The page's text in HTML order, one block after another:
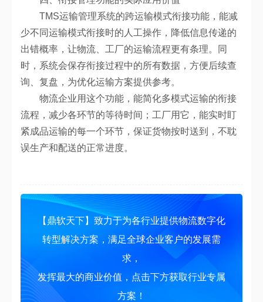
TMS运输管理系统的跨运输模式衔接功能，能减
少不同运输模式衔接时的人工操作，降低信息传递的
出错概率，让物流、工厂的运输流程更有条理。同
时，系统会保存衔接过程中的所有数据，方便后续查
询、复盘，为优化运输方案提供参考。
物流企业用这个功能，能简化多模式运输的衔接
流程，减少各环节的等待时间；工厂用它，能实时盯
紧成品运输的每一个环节，保证货物按时送到，不耽
误生产和配送的正常进度。
【鼎软天下】致力于为各行业提供物流数字化
转型解决方案，满足全球企业客户的发展需
求，
发挥最大的商业价值，点击下方获取行业专属
方案！